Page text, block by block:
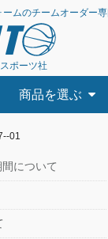
ムのチームオーダー
ポーツ社
商品を選ぶ
01
について